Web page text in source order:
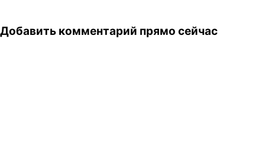
Добавить комментарий прямо сейчас